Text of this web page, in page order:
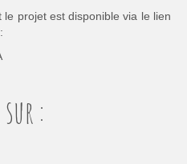
projet est disponible via le lien
: